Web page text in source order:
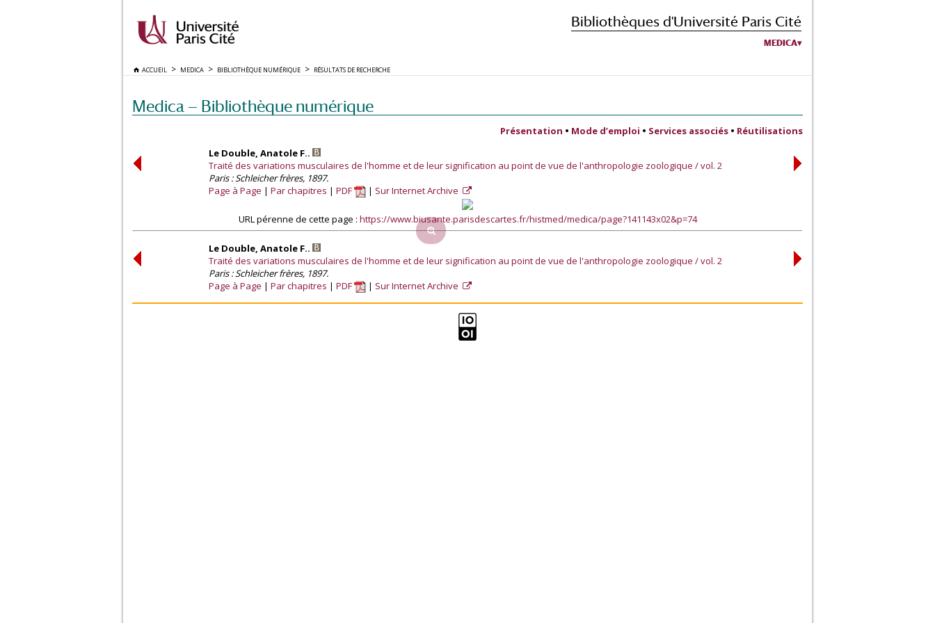
Bibliothèques d'Université Paris Cité
MEDICA
ACCUEIL MEDICA BIBLIOTHÈQUE NUMÉRIQUE RÉSULTATS DE RECHERCHE
Medica — Bibliothèque numérique
Présentation • Mode d’emploi • Services associés • Réutilisations
Le Double, Anatole F..
Traité des variations musculaires de l'homme et de leur signification au point de vue de l'anthropologie zoologique / vol. 2
Paris : Schleicher frères, 1897.
Page à Page
Par chapitres PDF Sur Internet Archive
URL pérenne de cette page : https://www.biusante.parisdescartes.fr/histmed/medica/page?141143x02&p=74
Le Double, Anatole F..
Traité des variations musculaires de l'homme et de leur signification au point de vue de l'anthropologie zoologique / vol. 2
Paris : Schleicher frères, 1897.
Page à Page
Par chapitres PDF Sur Internet Archive